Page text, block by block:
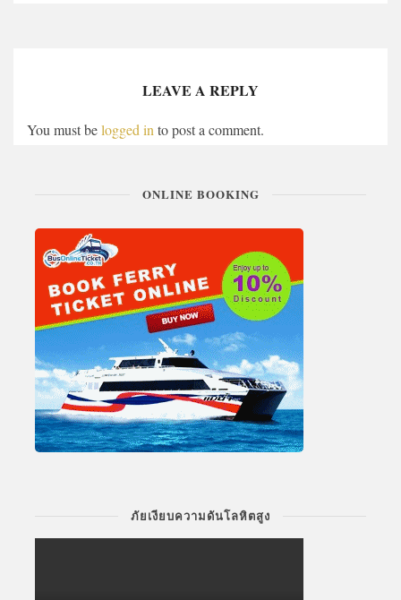
LEAVE A REPLY
You must belogged in to post a comment.
ONLINE BOOKING
ภัยเงียบความดันโลหิตสูง